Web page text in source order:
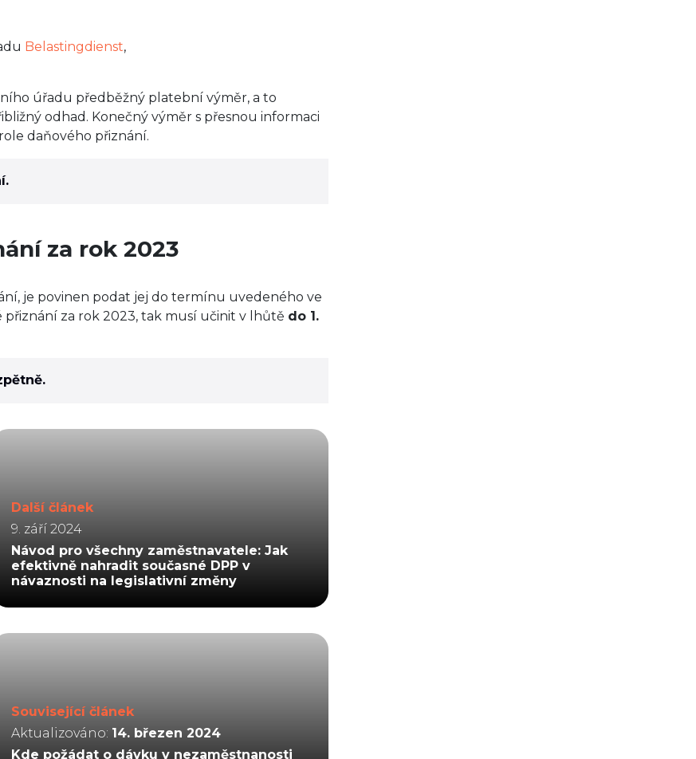
Belastingdienst,
úřadu předběžný platební výměr, a to
odhad. Konečný výměr s přesnou informaci
daňového přiznání.
za rok 2023
je povinen podat jej do termínu uvedeného ve
za rok 2023, tak musí učinit v lhůtě do 1.
Další článek
9. září 2024
Návod pro všechny zaměstnavatele: Jak
efektivně nahradit současné DPP v
návaznosti na legislativní změny
Související článek
Aktualizováno: 14. březen 2024
Kde požádat o dávku v nezaměstnanosti